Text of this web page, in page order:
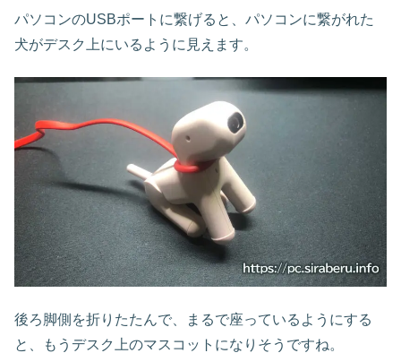
パソコンのUSBポートに繋げると、パソコンに繋がれた
犬がデスク上にいるように見えます。
後ろ脚側を折りたたんで、まるで座っているようにする
と、もうデスク上のマスコットになりそうですね。